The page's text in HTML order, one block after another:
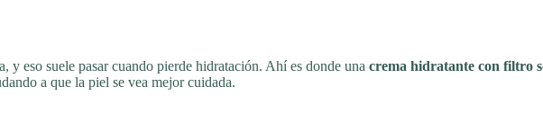
y eso suele pasar cuando pierde hidratación. Ahí es donde una crema hidratante con filtro
a que la piel se vea mejor cuidada.